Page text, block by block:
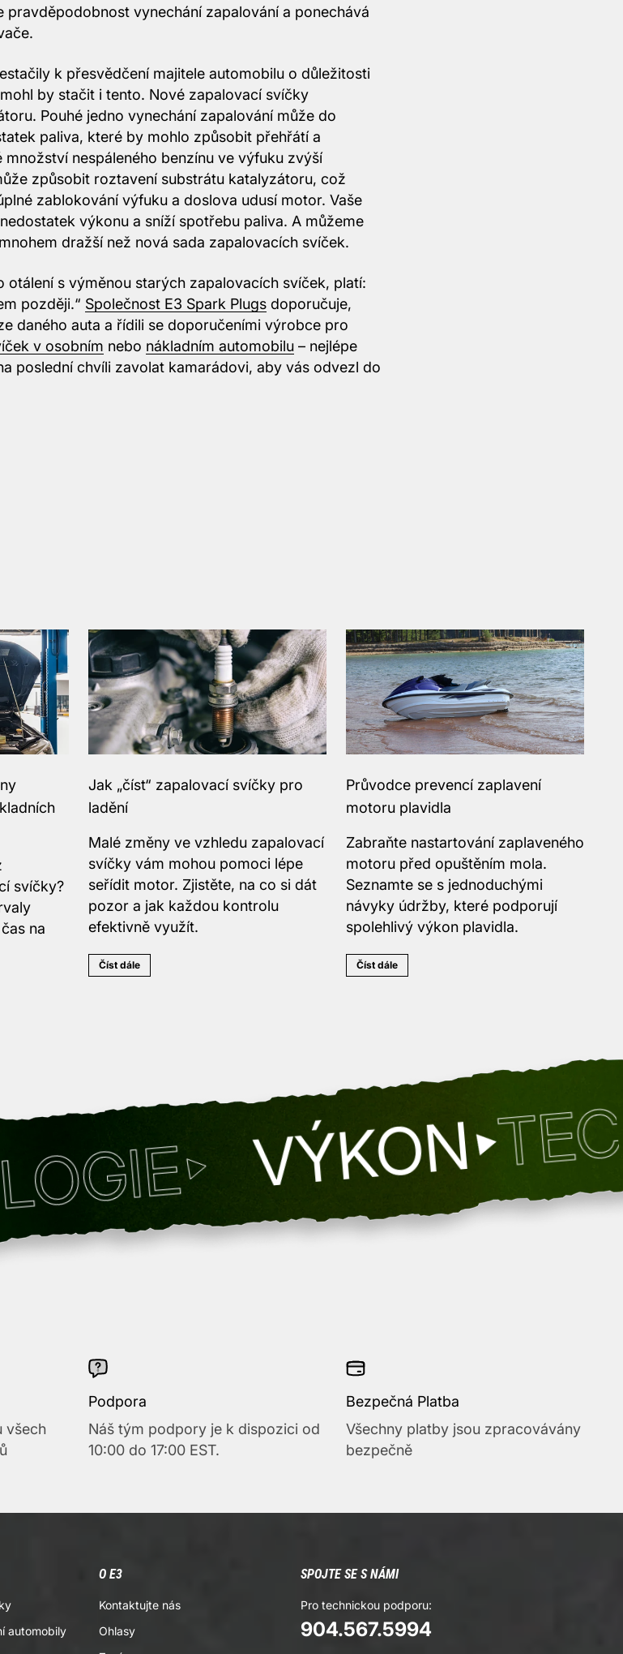
pravděpodobnost vynechání zapalování a ponechává
k přesvědčení majitele automobilu o důležitosti
by stačit i tento. Nové zapalovací svíčky
Pouhé jedno vynechání zapalování může do
paliva, které by mohlo způsobit přehřátí a
nespáleného benzínu ve výfuku zvýší
způsobit roztavení substrátu katalyzátoru, což
zablokování výfuku a doslova udusí motor. Vaše
výkonu a sníží spotřebu paliva. A můžeme
dražší než nová sada zapalovacích svíček.
otálení s výměnou starých zapalovacích svíček, platí:
později.“ Společnost E3 Spark Plugs doporučuje,
daného auta a řídili se doporučeními výrobce pro
v osobním nebo nákladním automobilu – nejlépe
poslední chvíli zavolat kamarádovi, aby vás odvezl do
svíčky?
na
Jak „číst“ zapalovací svíčky pro
ladění
Malé změny ve vzhledu zapalovací
svíčky vám mohou pomoci lépe
seřídit motor. Zjistěte, na co si dát
pozor a jak každou kontrolu
efektivně využít.
Číst dále
Průvodce prevencí zaplavení
motoru plavidla
Zabraňte nastartování zaplaveného
motoru před opuštěním mola.
Seznamte se s jednoduchými
návyky údržby, které podporují
spolehlivý výkon plavidla.
Číst dále
VÝKON
všech
Podpora
Náš tým podpory je k dispozici od
10:00 do 17:00 EST.
Bezpečná Platba
Všechny platby jsou zpracovávány
bezpečně
automobily
O E3
Kontaktujte nás
Ohlasy
SPOJTE SE S NÁMI
Pro technickou podporu:
904.567.5994